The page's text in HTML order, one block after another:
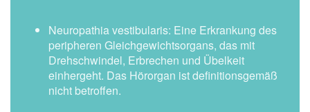
Neuropathia vestibularis: Eine Erkrankung des
peripheren Gleichgewichtsorgans, das mit
Drehschwindel, Erbrechen und Übelkeit
einhergeht. Das Hörorgan ist definitionsgemäß
nicht betroffen.